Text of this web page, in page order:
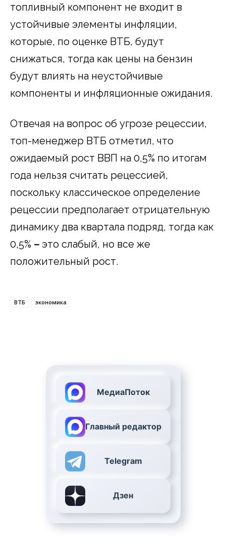
топливный компонент не входит в
устойчивые элементы инфляции,
которые, по оценке ВТБ, будут
снижаться, тогда как цены на бензин
будут влиять на неустойчивые
компоненты и инфляционные ожидания.
Отвечая на вопрос об угрозе рецессии,
топ-менеджер ВТБ отметил, что
ожидаемый рост ВВП на 0,5% по итогам
года нельзя считать рецессией,
поскольку классическое определение
рецессии предполагает отрицательную
динамику два квартала подряд, тогда как
0,5% – это слабый, но все же
положительный рост.
ВТБ экономика
МедиаПоток
Главный редактор
Telegram
Дзен